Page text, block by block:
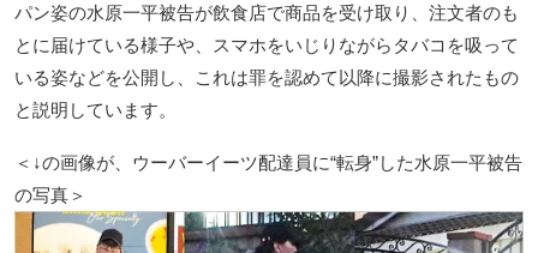
パン姿の水原一平被告が飲食店で商品を受け取り、注文者のも
とに届けている様子や、スマホをいじりながらタバコを吸って
いる姿などを公開し、これは罪を認めて以降に撮影されたもの
と説明しています。
＜↓の画像が、ウーバーイーツ配達員に“転身”した水原一平被告
の写真＞